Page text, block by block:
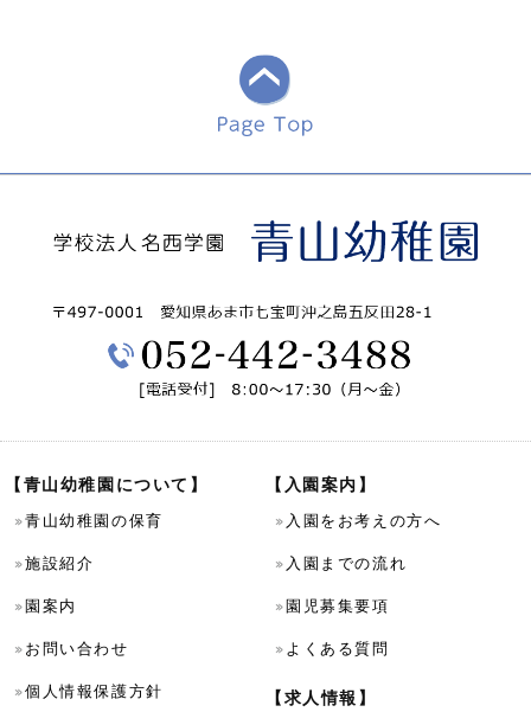
【青山幼稚園について】
青山幼稚園の保育
施設紹介
園案内
お問い合わせ
個人情報保護方針
【入園案内】
入園をお考えの方へ
入園までの流れ
園児募集要項
よくある質問
【求人情報】